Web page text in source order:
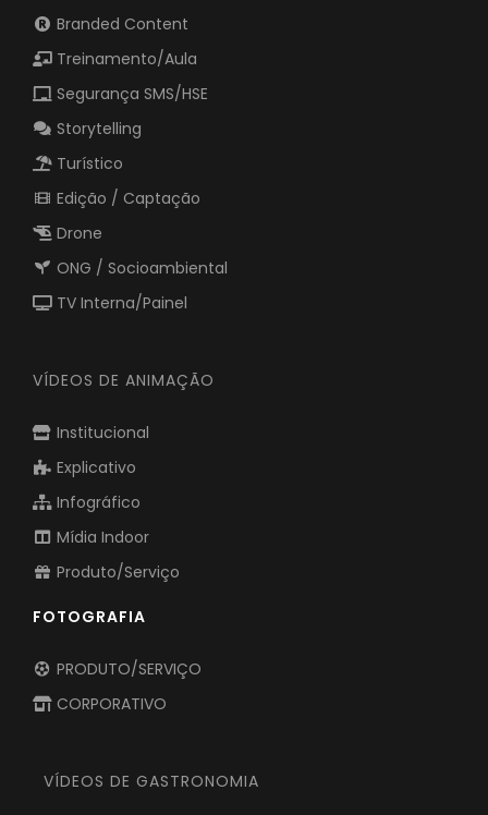
Branded Content
Treinamento/Aula
Segurança SMS/HSE
Storytelling
Turístico
Edição / Captação
Drone
ONG / Socioambiental
TV Interna/Painel
VÍDEOS DE ANIMAÇÃO
Institucional
Explicativo
Infográfico
Mídia Indoor
Produto/Serviço
FOTOGRAFIA
PRODUTO/SERVIÇO
CORPORATIVO
VÍDEOS DE GASTRONOMIA